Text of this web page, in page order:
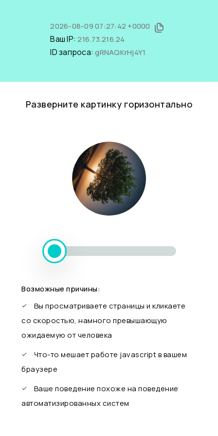
2026-08-09 07:27:42 +0000
Ваш IP:216.73.216.24
ID запроса:gRNAQKrHj4Y1
Разверните картинку горизонтально
Возможные причины:
Вы просматриваете страницы и кликаете
со скоростью, намного превышающую
ожидаемую от человека
Что-то мешает работе javascript в вашем
браузере
Ваше поведение похоже на поведение
автоматизированных систем